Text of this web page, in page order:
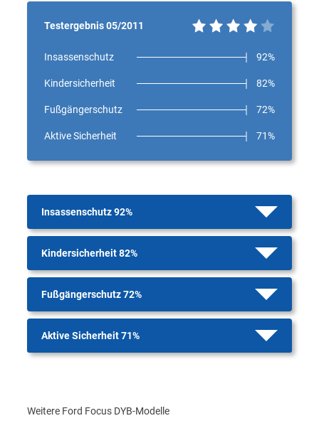
Testergebnis 05/2011
Insassenschutz 92%
Kindersicherheit 82%
Fußgängerschutz 72%
Aktive Sicherheit 71%
Insassenschutz 92%
Kindersicherheit 82%
Fußgängerschutz 72%
Aktive Sicherheit 71%
Weitere Ford Focus DYB-Modelle